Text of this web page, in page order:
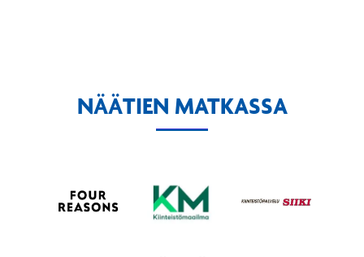
NÄÄTIEN MATKASSA